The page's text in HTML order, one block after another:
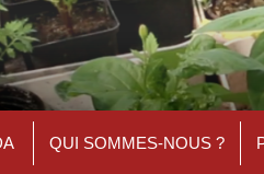
QUI SOMMES-NOUS ?